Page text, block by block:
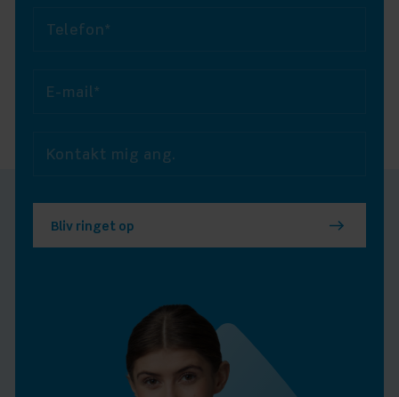
Telefon*
E-mail*
Kontakt mig ang.
Bliv ringet op